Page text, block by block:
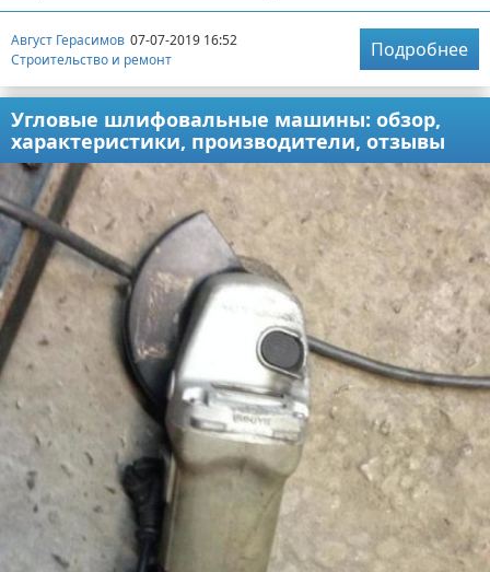
Август Герасимов 07-07-2019 16:52
Строительство и ремонт
Подробнее
Угловые шлифовальные машины: обзор,
характеристики, производители, отзывы